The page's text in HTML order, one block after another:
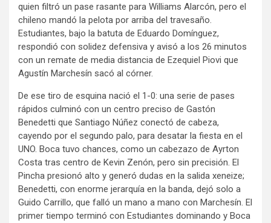
quien filtró un pase rasante para Williams Alarcón, pero el
chileno mandó la pelota por arriba del travesaño.
Estudiantes, bajo la batuta de Eduardo Domínguez,
respondió con solidez defensiva y avisó a los 26 minutos
con un remate de media distancia de Ezequiel Piovi que
Agustín Marchesín sacó al córner.
De ese tiro de esquina nació el 1-0: una serie de pases
rápidos culminó con un centro preciso de Gastón
Benedetti que Santiago Núñez conectó de cabeza,
cayendo por el segundo palo, para desatar la fiesta en el
UNO. Boca tuvo chances, como un cabezazo de Ayrton
Costa tras centro de Kevin Zenón, pero sin precisión. El
Pincha presionó alto y generó dudas en la salida xeneize;
Benedetti, con enorme jerarquía en la banda, dejó solo a
Guido Carrillo, que falló un mano a mano con Marchesín. El
primer tiempo terminó con Estudiantes dominando y Boca